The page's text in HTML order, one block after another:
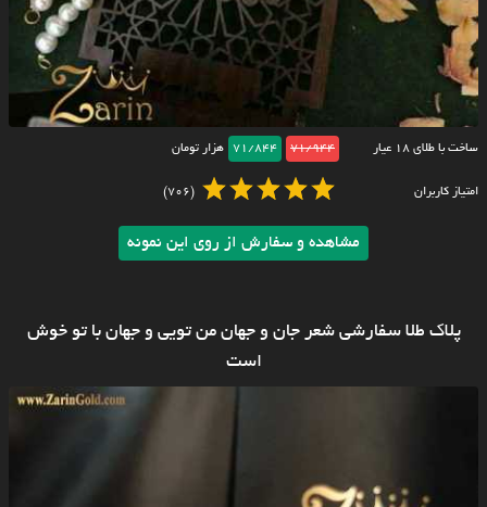
ساخت با طلای ۱۸ عیار 71/944
71/844 هزار تومان
امتیاز کاربران (706)
مشاهده و سفارش از روی این نمونه
پلاک طلا سفارشی شعر جان و جهان من تویی و جهان با تو خوش
است